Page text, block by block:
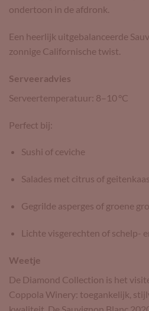
ondertoon in de afdronk.
Een heerlijk uitgebalanceerde
zonnige Californische twist.
Serveeradvies
Serveertemperatuur: 8–10 °C
Perfect bij:
Sushi of ceviche
Salades met citrus of geitenkaas
Gegrilde asperges of groene
Lichte visgerechten of schelp-
Weetje
De Diamond Collection is het
Coppola Winery: toegankelijk,
kwaliteit. De Sauvignon Blanc